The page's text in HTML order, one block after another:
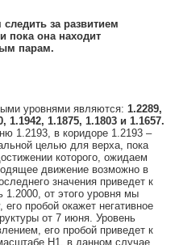
за развитием
пока она находит
парам.
уровнями являются: 1.2289,
1.1942, 1.1875, 1.1803 и 1.1657.
1.2193, в коридоре 1.2193 –
целью для верха, пока
которого, ожидаем
движение возможно в
значения приведет к
от этого уровня мы
пробой окажет негативное
от 7 июня. Уровень
его пробой приведет к
Н1, в данном случае